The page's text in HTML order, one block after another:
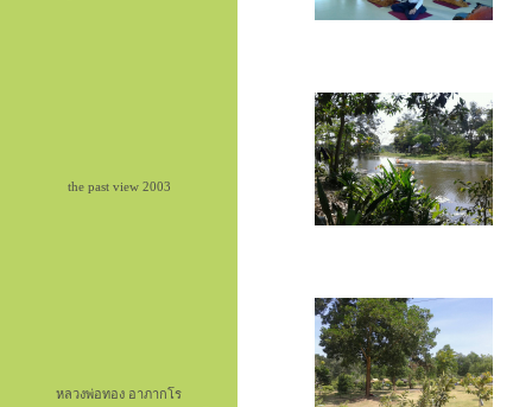
the past view 2003
หลวงพ่อทอง อาภากโร